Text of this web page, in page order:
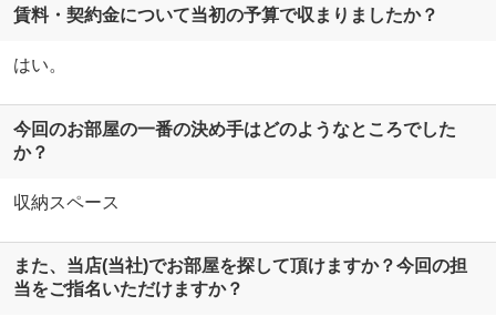
賃料・契約金について当初の予算で収まりましたか？
はい。
今回のお部屋の一番の決め手はどのようなところでした
か？
収納スペース
また、当店(当社)でお部屋を探して頂けますか？今回の担
当をご指名いただけますか？